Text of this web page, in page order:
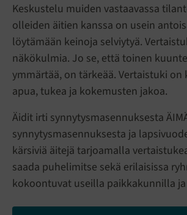
Keskustelu muiden vastaavassa
olleiden äitien kanssa on usein
löytämään keinoja selviytyä.
näkökulmia. Jo se, että toinen
ymmärtää, on tärkeää. Vertaistuki on
apua, tukea ja kokemusten jakoa.
Äidit irti synnytysmasennuksesta
synnytysmasennuksesta ja
kärsiviä äitejä tarjoamalla
saada puhelimitse sekä erilaisissa
kokoontuvat useilla paikkakunnilla ja